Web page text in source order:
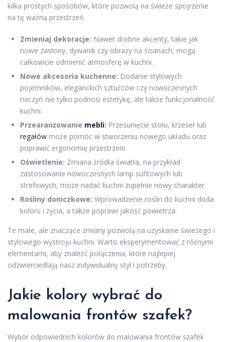
kilka prostych sposobów, które pozwolą na świeże spojrzenie
na tę ważną przestrzeń.
Zmieniaj dekoracje: Nawet drobne akcenty, takie jak
nowe zasłony, dywanik czy obrazy na ścianach, mogą
całkowicie odmienić atmosferę w kuchni.
Nowe akcesoria kuchenne: Dodanie stylowych
pojemników, eleganckich sztućców czy nowoczesnych
naczyń nie tylko podnosi estetykę, ale także funkcjonalność
kuchni.
Przearanżowanie mebli: Przesunięcie stołu, krzeseł lub
regałów może pomóc w stworzeniu nowego układu oraz
poprawić ergonomię przestrzeni.
Oświetlenie: Zmiana źródła światła, na przykład
zastosowanie nowoczesnych lamp sufitowych lub
strefowych, może nadać kuchni zupełnie nowy charakter.
Rośliny doniczkowe: Wprowadzenie roślin do kuchni doda
koloru i życia, a także poprawi jakość powietrza.
Te małe, ale znaczące zmiany pozwolą na uzyskanie świeżego i
stylowego wystroju kuchni. Warto eksperymentować z różnymi
elementami, aby znaleźć połączenia, które najlepiej
odzwierciedlają nasz indywidualny styl i potrzeby.
Jakie kolory wybrać do
malowania frontów szafek?
Wybór odpowiednich kolorów do malowania frontów szafek